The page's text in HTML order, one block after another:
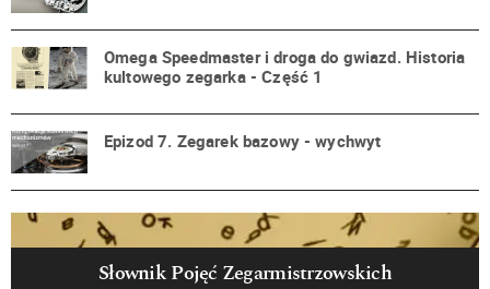
Omega Speedmaster i droga do gwiazd. Historia
kultowego zegarka - Część 1
Epizod 7. Zegarek bazowy - wychwyt
Słownik Pojęć Zegarmistrzowskich